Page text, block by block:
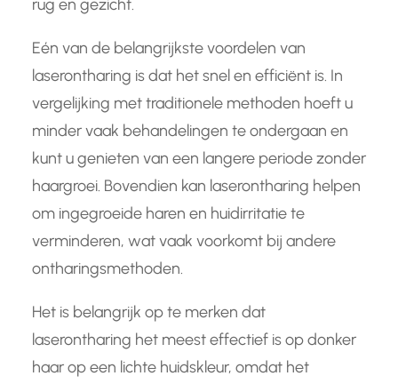
rug en gezicht.
Eén van de belangrijkste voordelen van
laserontharing is dat het snel en efficiënt is. In
vergelijking met traditionele methoden hoeft u
minder vaak behandelingen te ondergaan en
kunt u genieten van een langere periode zonder
haargroei. Bovendien kan laserontharing helpen
om ingegroeide haren en huidirritatie te
verminderen, wat vaak voorkomt bij andere
ontharingsmethoden.
Het is belangrijk op te merken dat
laserontharing het meest effectief is op donker
haar op een lichte huidskleur, omdat het